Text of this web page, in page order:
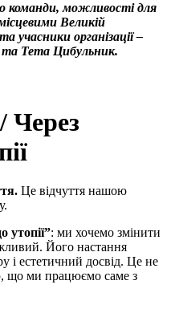
команди, можливості для
Великій
учасники організації –
Тета Цибульник.
Через
. Це відчуття нашою
утопії”: ми хочемо змінити
Його настання
і естетичний досвід. Це не
що ми працюємо саме з